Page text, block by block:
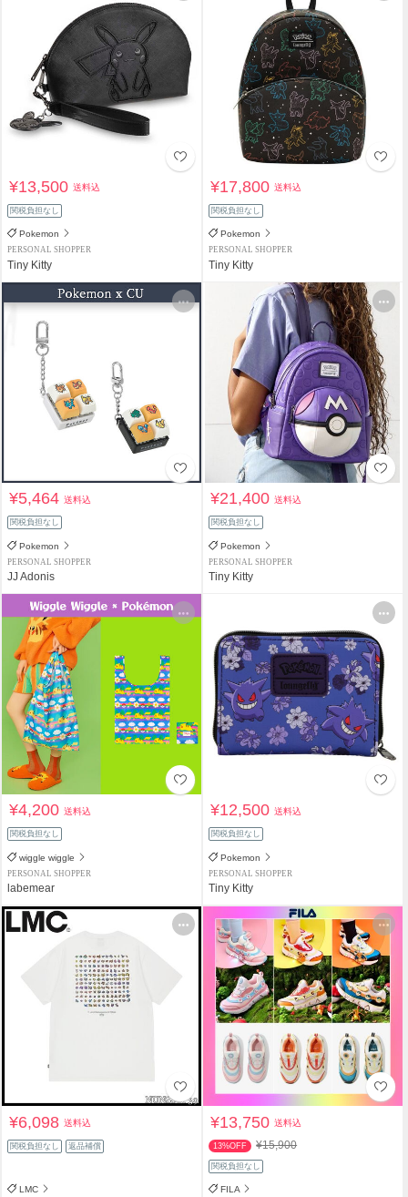
¥13,500送料込
関税負担なし
Pokemon
PERSONAL SHOPPER
Tiny Kitty
¥17,800送料込
関税負担なし
Pokemon
PERSONAL SHOPPER
Tiny Kitty
¥5,464送料込
関税負担なし
Pokemon
PERSONAL SHOPPER
JJ Adonis
¥21,400送料込
関税負担なし
Pokemon
PERSONAL SHOPPER
Tiny Kitty
¥4,200送料込
関税負担なし
wiggle wiggle
PERSONAL SHOPPER
labemear
¥12,500送料込
関税負担なし
Pokemon
PERSONAL SHOPPER
Tiny Kitty
¥6,098送料込
関税負担なし 返品補償
LMC
¥13,750送料込
13%OFF ¥15,900
関税負担なし
FILA